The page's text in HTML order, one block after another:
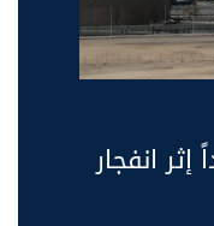
مفقوداً إثر انفجار